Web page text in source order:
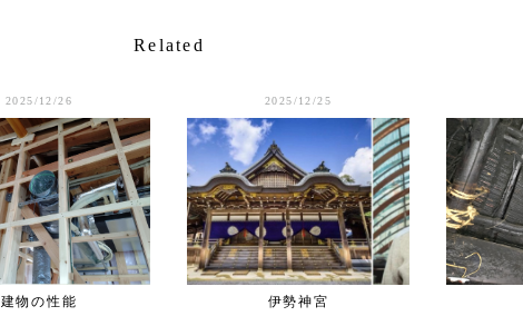
Related
2025/12/26
建物の性能
2025/12/25
伊勢神宮